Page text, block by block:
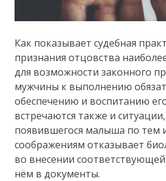
Как показывает судебная
признания отцовства
для возможности законного
мужчины к выполнению
обеспечению и воспитанию
встречаются также и
появившегося малыша по тем
соображениям отказывает
во внесении
нём в документы.